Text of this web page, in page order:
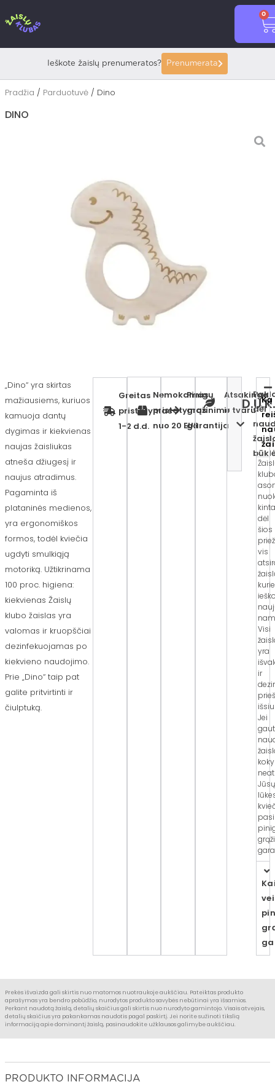
prie
0
Ieškote žaislų prenumeratos? Prenumerata
Pradžia / Parduotuvė / Dino
DINO
„Dino“ yra skirtas
mažiausiems, kuriuos
kamuoja dantų
dygimas ir kiekvienas
naujas žaisliukas
atneša džiugesį ir
naujus atradimus.
Pagaminta iš
plataninės medienos,
yra ergonomiškos
formos, todėl kviečia
ugdyti smulkiąją
motoriką. Užtikrinama
100 proc. higiena:
kiekvienas Žaislų
klubo žaislas yra
valomas ir kruopščiai
dezinfekuojamas po
kiekvieno naudojimo.
Prie „Dino“ taip pat
galite pritvirtinti ir
čiulptuką.
Greitas
pristatymas
1-2 d.d.
Nemokamas
pristatymas
nuo 20 EUR
Pinigų
grąžinimo
garantija
Atsakinga
ir tvarudėl
D.U.K.
Ką
dėl
šios
vis
Visi
yra
ir
prieš
Jei
Jūsų
Prekės išvaizda gali skirtis nuo matomos nuotraukoje aukščiau. Pateiktas produkto
aprašymas yra bendro pobūdžio, nurodytos produkto savybės nebūtinai yra išsamios.
Perkant naudotą žaislą, detalių skaičius gali skirtis nuo nurodyto gamintojo. Visais atvejais,
detalių skaičius yra pakankamas naudotis pagal paskirtį. Jei norite sužinoti tikslią
informaciją apie dominantį žaislą, pasinaudokite užklausos galimybe aukščiau.
PRODUKTO INFORMACIJA